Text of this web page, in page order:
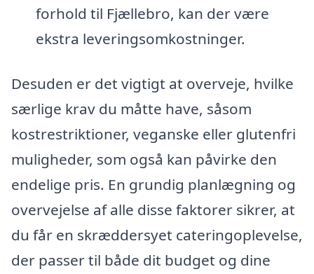
forhold til Fjællebro, kan der være
ekstra leveringsomkostninger.
Desuden er det vigtigt at overveje, hvilke
særlige krav du måtte have, såsom
kostrestriktioner, veganske eller glutenfri
muligheder, som også kan påvirke den
endelige pris. En grundig planlægning og
overvejelse af alle disse faktorer sikrer, at
du får en skræddersyet cateringoplevelse,
der passer til både dit budget og dine